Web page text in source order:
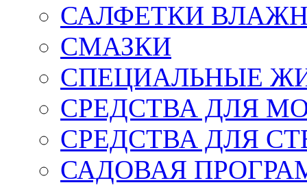
САЛФЕТКИ
СМАЗКИ
СПЕЦИАЛЬНЫЕ
СРЕДСТВА ДЛЯ
СРЕДСТВА ДЛЯ
САДОВАЯ